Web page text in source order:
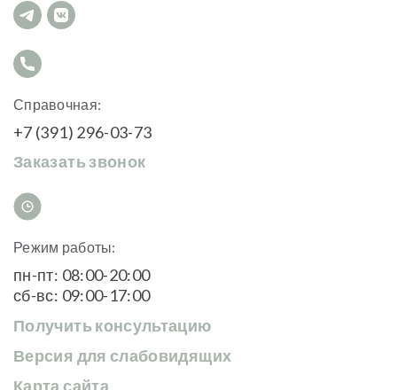
Справочная:
+7 (391) 296-03-73
Заказать звонок
Режим работы:
пн-пт: 08:00-20:00
сб-вс: 09:00-17:00
Получить консультацию
Версия для слабовидящих
Карта сайта